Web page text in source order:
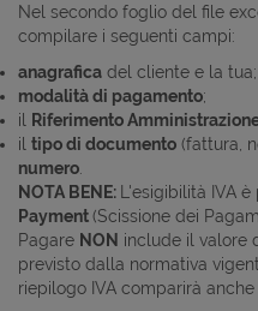
Nel secondo foglio del file
compilare i seguenti campi:
anagrafica del cliente e la tua;
modalità di pagamento;
il
Riferimento
il tipo di documento (fattura,
numero
NOTA BENE:
L'esigibilità IVA
Payment(Scissione dei
Pagare NON include il valore
previsto dalla normativa
riepilogo IVA comparirà